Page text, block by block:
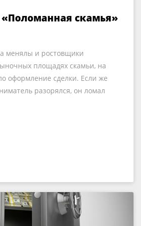
скамья»
менялы и ростовщики
площадях скамьи, на
оформление сделки. Если же
разорялся, он ломал